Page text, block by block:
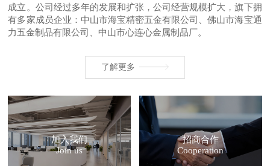
成立。公司经过多年的发展和扩张，公司经营规模扩大，旗下拥
有多家成员企业：中山市海宝精密五金有限公司、佛山市海宝通
力五金制品有限公司、中山市心连心金属制品厂。
了解更多
加入我们
Join us
招商合作
Cooperation